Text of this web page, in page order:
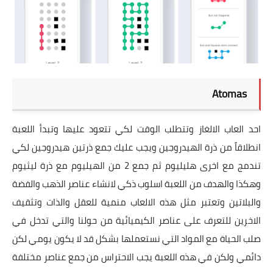
Atomas
احد العاب الالغاز وتتطلب الوقت لكي تتعود عليها وتبدأ اللعبة
انطلاقاً من ذرة الهيدروجين ويجب عليك جمع ذرتين هيدروجين لكي
تندمج مع اخرى هليليوم ثم جمع 2 من الهيليوم مع ذرة ليثيوم
وهكذا والهدف من اللعبة اسلوب ذكي لانشاء عناصر الذهب والفضة
والبلاتين وتعتبر مثل هذه الالعاب منمية للعقل والذات وتثقيف
الاخرين للتعرف على عناصر الكيميائية من حولنا والتي تدخل في
صلب الحياة مع المواد التي نستعملها بشكل قد لا يكون يومي لكن
دائمي ولكن في هذه اللعبة يجب الاحتراس من جمع عناصر مختلفة